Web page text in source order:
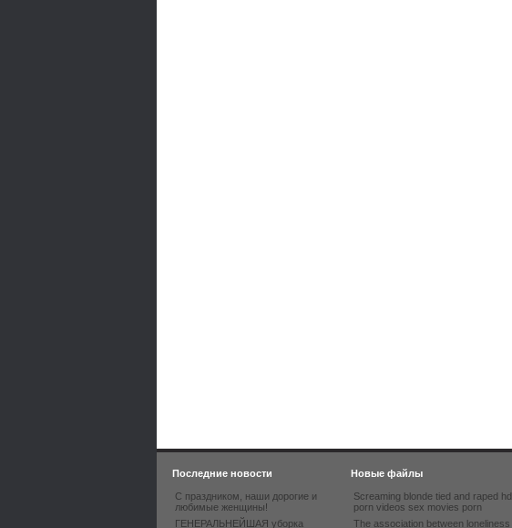
Последние новости
С праздником, наши дорогие и
любимые женщины!
ГЕНЕРАЛЬНЕЙШАЯ уборка
Новые файлы
Screaming blonde tied and raped hd
porn videos sex movies porn
The association between loneliness